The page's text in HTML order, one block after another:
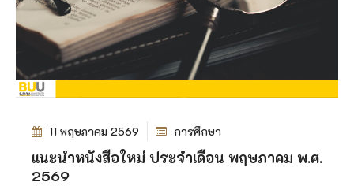
11 พฤษภาคม 2569 การศึกษา
แนะนำหนังสือใหม่ ประจำเดือน พฤษภาคม พ.ศ.
2569